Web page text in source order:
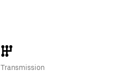
Transmission